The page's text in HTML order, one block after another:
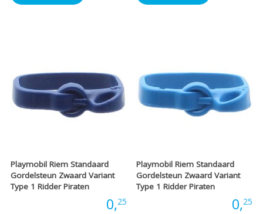
Playmobil Riem Standaard
Gordelsteun Zwaard Variant
Type 1 Ridder Piraten
0,25
Playmobil Riem Standaard
Gordelsteun Zwaard Variant
Type 1 Ridder Piraten
0,25